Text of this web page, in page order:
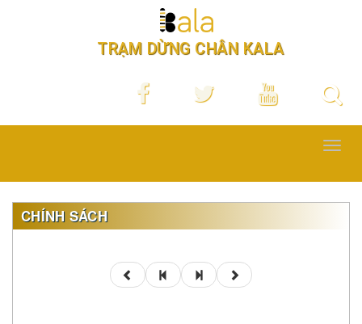
TRẠM DỪNG CHÂN KALA
CHÍNH SÁCH